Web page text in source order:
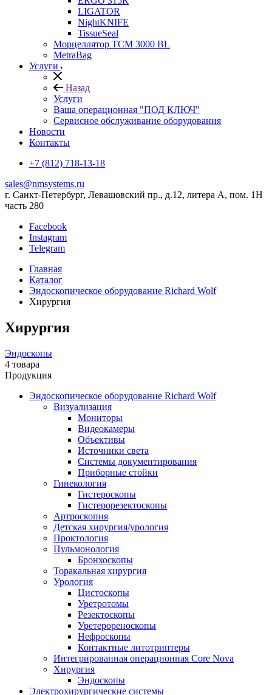
LIGATOR
NightKNIFE
TissueSeal
Морцеллятор ТСМ 3000 BL
MetraBag
Услуги
Назад
Услуги
Ваша операционная "ПОД КЛЮЧ"
Сервисное обслуживание оборудования
Новости
Контакты
+7 (812) 718-13-18
sales@nmsystems.ru
г. Санкт-Петербург, Левашовский пр., д.12, литера А, пом. 1Н
часть 280
Facebook
Instagram
Telegram
Главная
Каталог
Эндоскопическое оборудование Richard Wolf
Хирургия
Хирургия
Эндоскопы
4 товара
Продукция
Эндоскопическое оборудование Richard Wolf
Визуализация
Мониторы
Видеокамеры
Объективы
Источники света
Системы документирования
Приборные стойки
Гинекология
Гистероскопы
Гистерорезектоскопы
Артроскопия
Детская хирургия/урология
Проктология
Пульмонология
Бронхоскопы
Торакальная хирургия
Урология
Цистоскопы
Уретротомы
Резектоскопы
Уретерореноскопы
Нефроскопы
Контактные литотриптеры
Интегрированная операционная Core Nova
Хирургия
Эндоскопы
Электрохирургические системы